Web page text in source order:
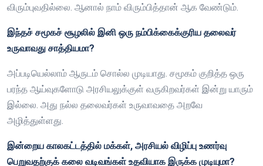
விரும்புவதில்லை. ஆனால் நாம் விரும்பித்தான் ஆக வேண்டும்.
இந்தச் சமூகச் சூழலில் இனி ஒரு நம்பிக்கைக்குரிய தலைவர்
உருவாவது சாத்தியமா?
அப்படியெல்லாம் ஆருடம் சொல்ல முடியாது. சமூகம் குறித்த ஒரு
பரந்த ஆய்வுகளோடு அரசியலுக்குள் வருகிறவர்கள் இன்று யாரும்
இல்லை. அது நல்ல தலைவர்கள் உருவாவதை அறவே
அழித்துள்ளது.
இன்றைய காலகட்டத்தில் மக்கள், அரசியல் விழிப்பு உணர்வு
பெறுவதற்குக் கலை வடிவங்கள் உதவியாக இருக்க முடியுமா?